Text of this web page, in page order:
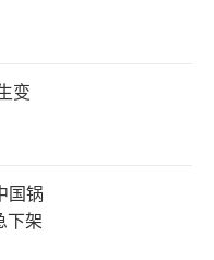
十元的年夜饭则
钱”的家长们来
饭都是‘人食级
宠物们吃更放
变
国锅
下架